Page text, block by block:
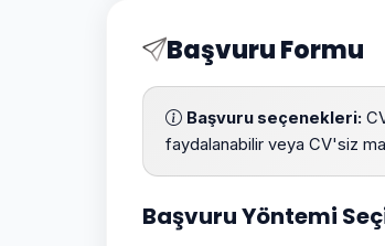
Başvuru Formu
Başvuru seçenekleri:
faydalanabilir veya CV'siz
Başvuru Yöntemi